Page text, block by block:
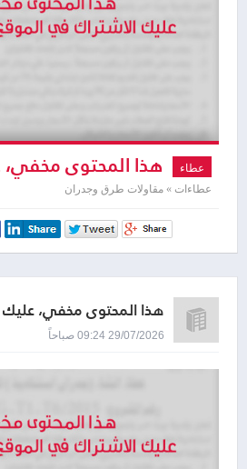
عطاء هذا المحتوى مخفي،
لمشاهدته
عطاءات » مقاولات طرق وجدران
هذا المحتوى مخفي،
29/07/2026 09:24 صباحاً